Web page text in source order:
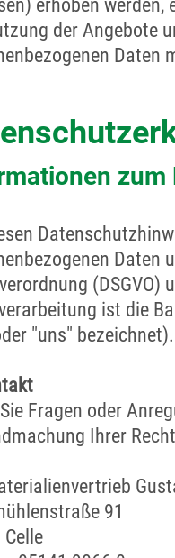
erhoben
der Angebote
Daten
zum
Daten
ist die
"uns" bezeichnet).
Fragen oder
Ihrer
91